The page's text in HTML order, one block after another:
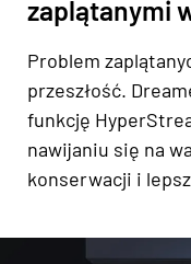
zaplątanymi
Problem
przeszłość.
funkcję
nawijaniu się na
konserwacji i